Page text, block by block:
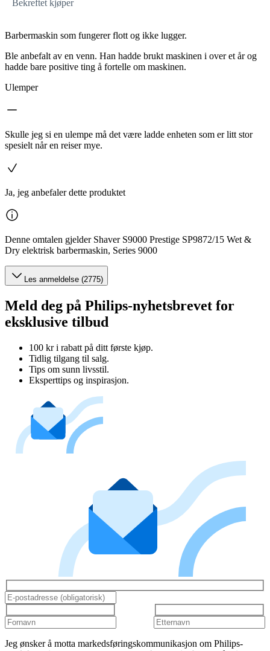
Bekreftet kjøper
Barbermaskin som fungerer flott og ikke lugger.
Ble anbefalt av en venn. Han hadde brukt maskinen i over et år og
hadde bare positive ting å fortelle om maskinen.
Ulemper
Skulle jeg si en ulempe må det være ladde enheten som er litt stor
spesielt når en reiser mye.
Ja, jeg anbefaler dette produktet
Denne omtalen gjelder Shaver S9000 Prestige SP9872/15 Wet &
Dry elektrisk barbermaskin, Series 9000
Les anmeldelse (2775)
Meld deg på Philips-nyhetsbrevet for
eksklusive tilbud
100 kr i rabatt på ditt første kjøp.
Tidlig tilgang til salg.
Tips om sunn livsstil.
Eksperttips og inspirasjon.
Jeg ønsker å motta markedsføringskommunikasjon om Philips-